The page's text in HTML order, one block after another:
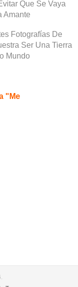
Que Se Vaya
Amante
Fotografías De
Ser Una Tierra
Mundo
"Me